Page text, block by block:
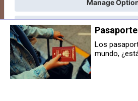
El Ensanche de Pamplona celebra
sus fiestas de barrio este fin de
semana con tres días de
programa
¿Al
Los
mundo,